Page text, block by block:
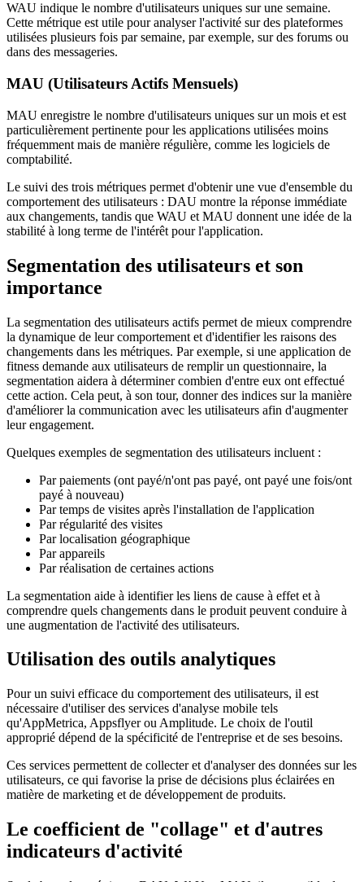
WAU indique le nombre d'utilisateurs uniques sur une semaine.
Cette métrique est utile pour analyser l'activité sur des plateformes
utilisées plusieurs fois par semaine, par exemple, sur des forums ou
dans des messageries.
MAU (Utilisateurs Actifs Mensuels)
MAU enregistre le nombre d'utilisateurs uniques sur un mois et est
particulièrement pertinente pour les applications utilisées moins
fréquemment mais de manière régulière, comme les logiciels de
comptabilité.
Le suivi des trois métriques permet d'obtenir une vue d'ensemble du
comportement des utilisateurs : DAU montre la réponse immédiate
aux changements, tandis que WAU et MAU donnent une idée de la
stabilité à long terme de l'intérêt pour l'application.
Segmentation des utilisateurs et son
importance
La segmentation des utilisateurs actifs permet de mieux comprendre
la dynamique de leur comportement et d'identifier les raisons des
changements dans les métriques. Par exemple, si une application de
fitness demande aux utilisateurs de remplir un questionnaire, la
segmentation aidera à déterminer combien d'entre eux ont effectué
cette action. Cela peut, à son tour, donner des indices sur la manière
d'améliorer la communication avec les utilisateurs afin d'augmenter
leur engagement.
Quelques exemples de segmentation des utilisateurs incluent :
Par paiements (ont payé/n'ont pas payé, ont payé une fois/ont
payé à nouveau)
Par temps de visites après l'installation de l'application
Par régularité des visites
Par localisation géographique
Par appareils
Par réalisation de certaines actions
La segmentation aide à identifier les liens de cause à effet et à
comprendre quels changements dans le produit peuvent conduire à
une augmentation de l'activité des utilisateurs.
Utilisation des outils analytiques
Pour un suivi efficace du comportement des utilisateurs, il est
nécessaire d'utiliser des services d'analyse mobile tels
qu'AppMetrica, Appsflyer ou Amplitude. Le choix de l'outil
approprié dépend de la spécificité de l'entreprise et de ses besoins.
Ces services permettent de collecter et d'analyser des données sur les
utilisateurs, ce qui favorise la prise de décisions plus éclairées en
matière de marketing et de développement de produits.
Le coefficient de "collage" et d'autres
indicateurs d'activité